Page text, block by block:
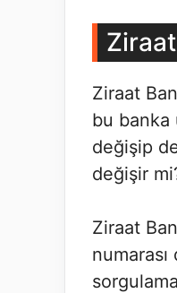
Ziraat
bu banka
değişip
değişir
Ziraat